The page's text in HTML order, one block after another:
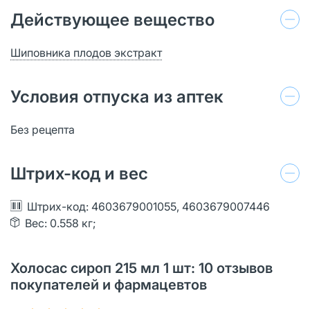
Действующее вещество
Шиповника плодов экстракт
Условия отпуска из аптек
Без рецепта
Штрих-код и вес
Штрих-код: 4603679001055, 4603679007446
Вес: 0.558 кг;
Холосас сироп 215 мл 1 шт: 10 отзывов
покупателей и фармацевтов